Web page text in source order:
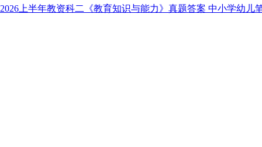
2026上半年教资科二《教育知识与能力》真题答案 中小学幼儿